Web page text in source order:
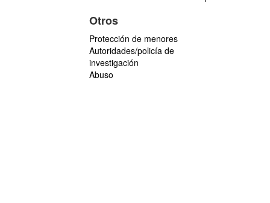
Otros
Protección de menores
Autoridades/policía de
investigación
Abuso